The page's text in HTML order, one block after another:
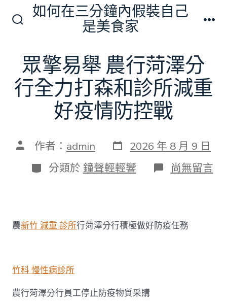
換
開
關
如何在三分鐘內假裝自己
是美食家
眾擎易舉 農行菏澤分
行全力打森和診所減重
好疫情防控戰
文 作者： admin 發
表
日
期
2026 年 8 月 9 日
分
類
分類於 鐘聲輕輕響 在
〈眾
農
行
尚無留言
農新竹 減重 診所行菏澤分行積極做好防疫任務
竹科 慢性病診所
農行菏澤分行員工停止防疫物質采購